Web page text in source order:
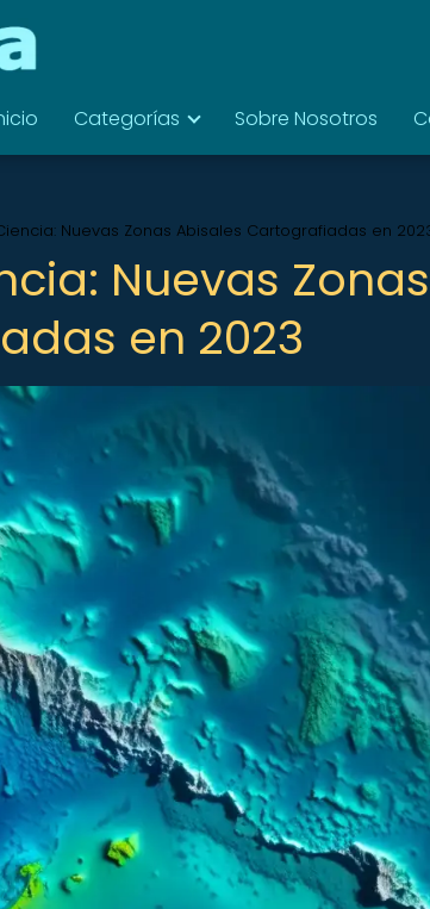
Categorías Sobre Nosotros
Nuevas Zonas Abisales Cartografiadas en
Nuevas Zonas
en 2023